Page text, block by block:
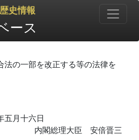
史情報
ース
法の一部を改正する等の法律を
五月十六日
内閣総理大臣 安倍晋三